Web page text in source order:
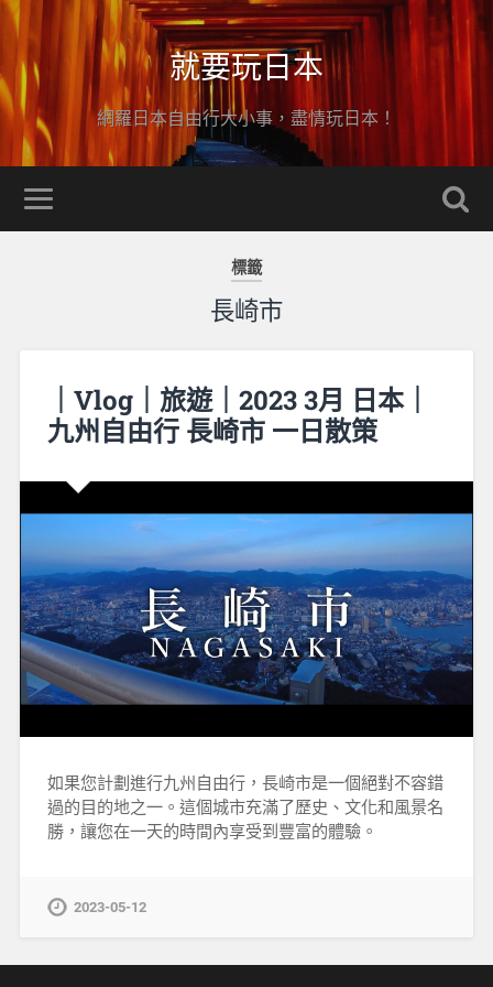
就要玩日本
網羅日本自由行大小事，盡情玩日本！
標籤
長崎市
｜Vlog｜旅遊｜2023 3月 日本｜
九州自由行 長崎市 一日散策
如果您計劃進行九州自由行，長崎市是一個絕對不容錯
過的目的地之一。這個城市充滿了歷史、文化和風景名
勝，讓您在一天的時間內享受到豐富的體驗。
2023-05-12